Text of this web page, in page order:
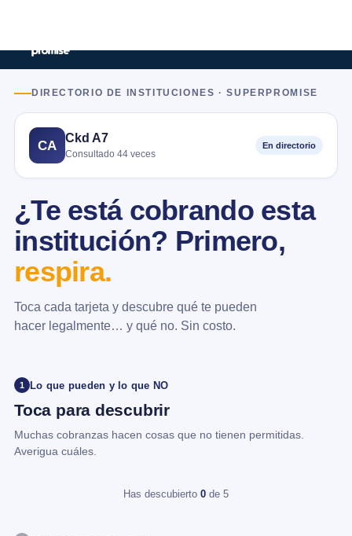
DIRECTORIO DE INSTITUCIONES · SUPERPROMISE
CA
Ckd A7
Consultado 44 veces
En directorio
¿Te está cobrando esta
institución? Primero,
respira.
Toca cada tarjeta y descubre qué te pueden
hacer legalmente… y qué no. Sin costo.
1 Lo que pueden y lo que NO
Toca para descubrir
Muchas cobranzas hacen cosas que no tienen permitidas.
Averigua cuáles.
Has descubierto 0 de 5